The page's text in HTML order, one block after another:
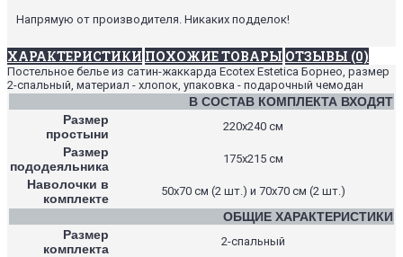
Напрямую от производителя. Никаких подделок!
ХАРАКТЕРИСТИКИ ПОХОЖИЕ ТОВАРЫ ОТЗЫВЫ (0)
Постельное белье из сатин-жаккарда Ecotex Estetica Борнео, размер
2-спальный, материал - хлопок, упаковка - подарочный чемодан
В СОСТАВ КОМПЛЕКТА ВХОДЯТ
Размер
простыни
220х240 см
Размер
пододеяльника
175х215 см
Наволочки в
комплекте
50х70 см (2 шт.) и 70х70 см (2 шт.)
ОБЩИЕ ХАРАКТЕРИСТИКИ
Размер
комплекта
2-спальный